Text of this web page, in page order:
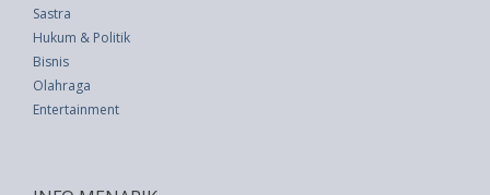
Sastra
Hukum & Politik
Bisnis
Olahraga
Entertainment